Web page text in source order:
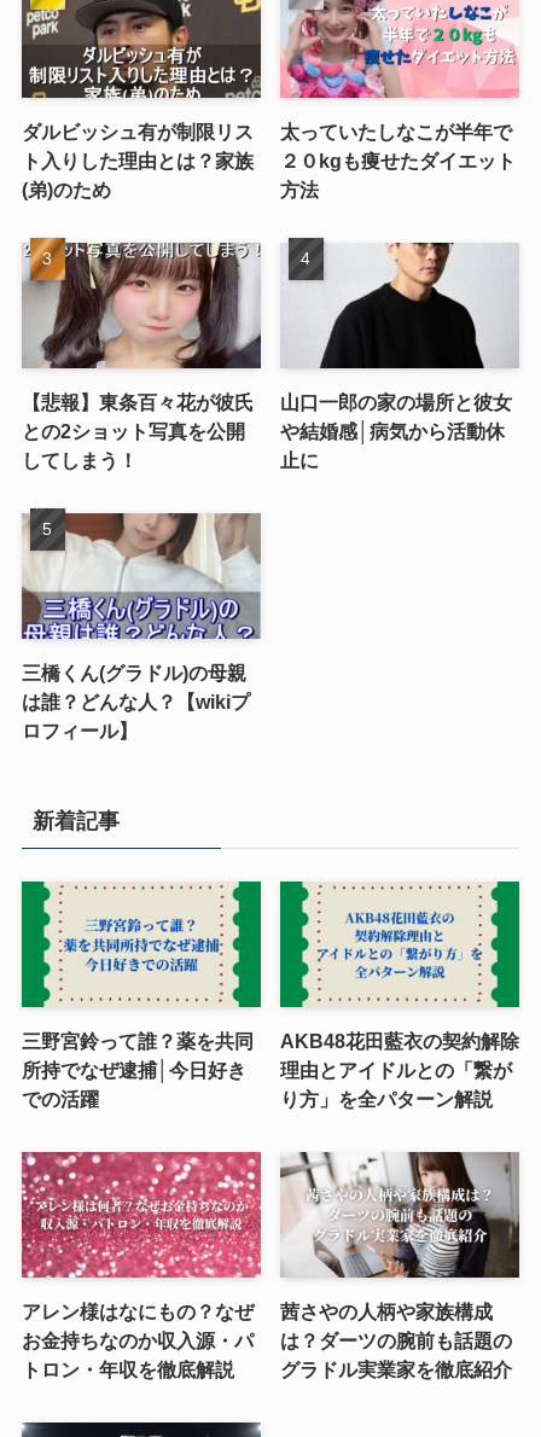
ダルビッシュ有が制限リス
ト入りした理由とは？家族
(弟)のため
太っていたしなこが半年で
２０kgも痩せたダイエット
方法
【悲報】東条百々花が彼氏
との2ショット写真を公開
してしまう！
山口一郎の家の場所と彼女
や結婚感│病気から活動休
止に
三橋くん(グラドル)の母親
は誰？どんな人？【wikiプ
ロフィール】
新着記事
三野宮鈴って誰？薬を共同
所持でなぜ逮捕│今日好き
での活躍
AKB48花田藍衣の契約解除
理由とアイドルとの「繋が
り方」を全パターン解説
アレン様はなにもの？なぜ
お金持ちなのか収入源・パ
トロン・年収を徹底解説
茜さやの人柄や家族構成
は？ダーツの腕前も話題の
グラドル実業家を徹底紹介